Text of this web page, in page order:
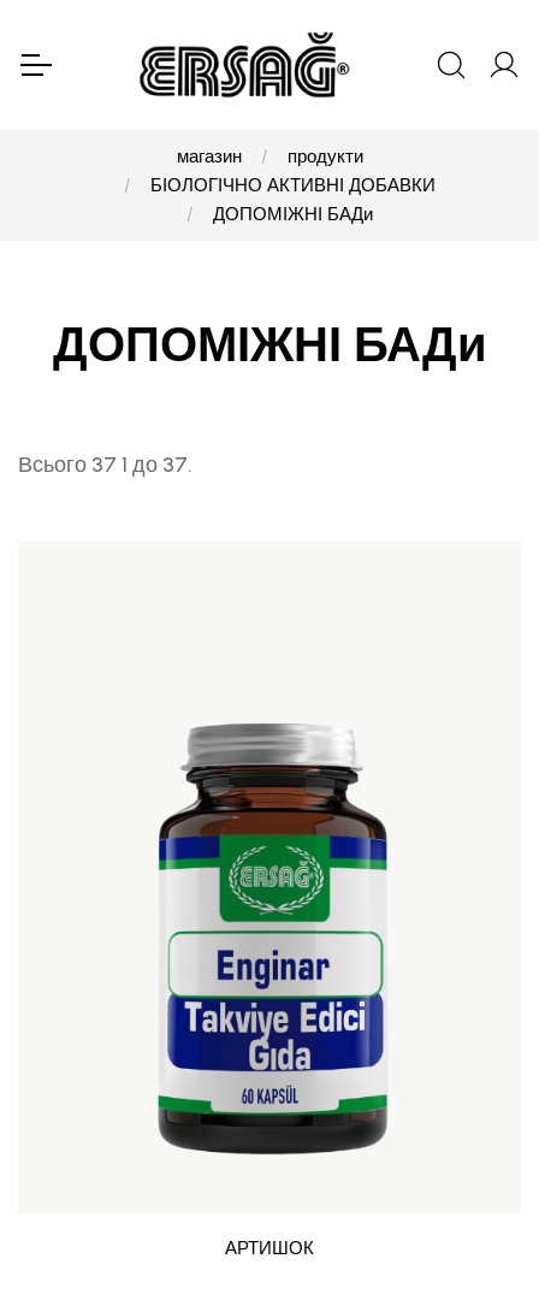
магазин
продукти
БІОЛОГІЧНО АКТИВНІ ДОБАВКИ
ДОПОМІЖНІ БАДи
ДОПОМІЖНІ БАДи
Всього 37 1 до 37.
АРТИШОК